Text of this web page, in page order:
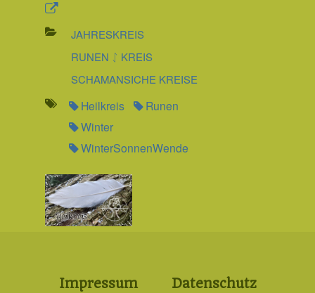
JAHRESKREIS
RUNEN ᛇ KREIS
SCHAMANSICHE KREISE
Heilkreis
Runen
Winter
WinterSonnenWende
Impressum Datenschutz